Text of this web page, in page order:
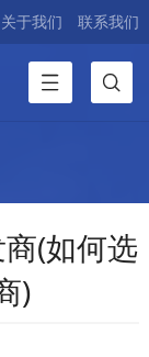
关于我们 联系我们
(如何选
)